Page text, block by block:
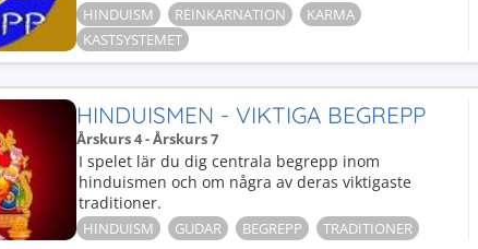
HINDUISM REINKARNATION
KARMA
KASTSYSTEMET
HINDUISMEN - VIKTIGA BEGREPP
Årskurs 4 - Årskurs 7
I spelet lär du dig centrala begrepp inom
hinduismen och om några av deras viktigaste
traditioner.
HINDUISM GUDAR BEGREPP TRADITIONER